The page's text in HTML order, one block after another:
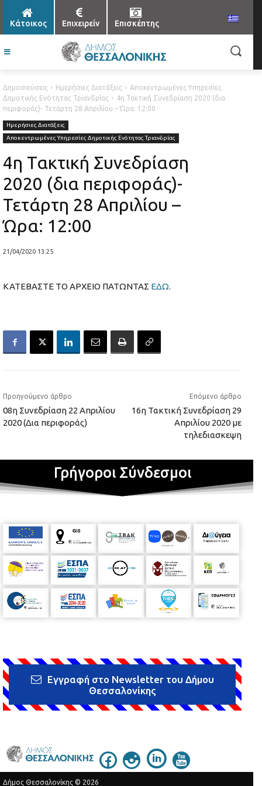
Κάτοικος Επιχειρείν Επισκέπτης
Δημοσιεύσεις Ημερήσιες Διατάξεις
Αποκεντρωμένες Υπηρεσίες
Δημοτικής Ενότητας Τριανδρίας
4η Τακτική Συνεδρίαση 2020 (δια
περιφοράς)- Τετάρτη 28 Απριλίου – Ώρα: 12:00
Ημερήσιες Διατάξεις
Αποκεντρωμένες Υπηρεσίες Δημοτικής Ενότητας Τριανδρίας
4η Τακτική Συνεδρίαση
2020 (δια περιφοράς)-
Τετάρτη 28 Απριλίου –
Ώρα: 12:00
21/04/2020 13:25
ΚΑΤΕΒΑΣΤΕ ΤΟ ΑΡΧΕΙΟ ΠΑΤΩΝΤΑΣ ΕΔΩ.
Προηγούμενο άρθρο
08η Συνεδρίαση 22 Απριλίου
2020 (Δια περιφοράς)
Επόμενο άρθρο
16η Τακτική Συνεδρίαση 29
Απριλίου 2020 με
τηλεδιασκεψη
Γρήγοροι Σύνδεσμοι
Εγγραφή στο Newsletter του Δήμου
Θεσσαλονίκης
Δήμος Θεσσαλονίκης © 2026